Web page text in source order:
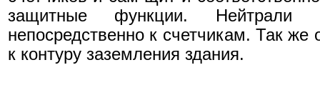
защитные функции. Нейтрали
непосредственно к счетчикам. Так же
к контуру заземления здания.